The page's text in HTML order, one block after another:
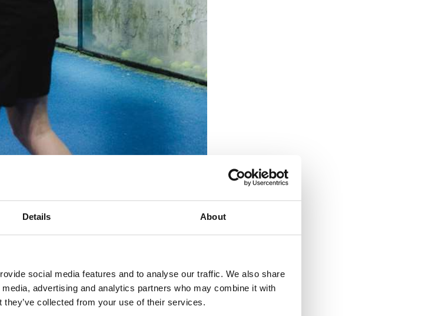
Details About
social media features and to analyse our traffic. We also share
advertising and analytics partners who may combine it with
collected from your use of their services.